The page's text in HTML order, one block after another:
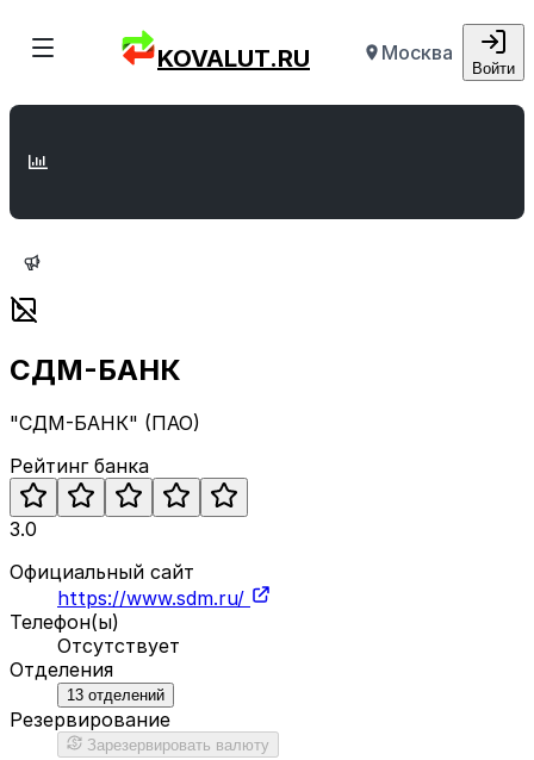
KOVALUT.RU Москва
Войти
СДМ-БАНК
"СДМ-БАНК" (ПАО)
Рейтинг банка
3.0
Официальный сайт
https://www.sdm.ru/
Телефон(ы)
Отсутствует
Отделения
13 отделений
Резервирование
Зарезервировать валюту